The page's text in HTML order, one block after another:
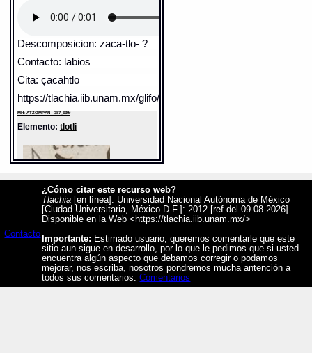
Descomposicion: zaca-tlo- ?
Contacto: labios
Cita: çacahtlo
https://tlachia.iib.unam.mx/glifo/387_639r_29
MH: ATZOMPAN - 387_639r
Elemento: tlotli
Sentido: halcón, gavilán
Valor fonético: tlo
Contacto
¿Cómo citar este recurso web?
Tlachia [en línea]. Universidad Nacional Autónoma de México
[Ciudad Universitaria, México D.F.]: 2012 [ref del 09-08-2026].
Disponible en la Web <https://tlachia.iib.unam.mx/>
Importante: Estimado usuario, queremos comentarle que este
sitio aun sigue en desarrollo, por lo que le pedimos que si usted
encuentra algún aspecto que debamos corregir o podamos
mejorar, nos escriba, nosotros pondremos mucha antención a
todos sus comentarios.Comentarios